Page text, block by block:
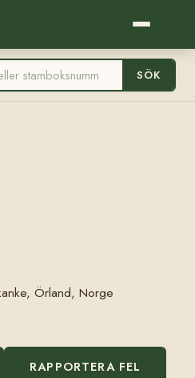
SÖK
Örland, Norge
RAPPORTERA FEL